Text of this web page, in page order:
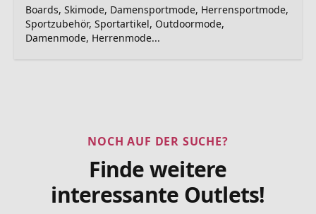
Boards, Skimode, Damensportmode, Herrensportmode,
Sportzubehör, Sportartikel, Outdoormode,
Damenmode, Herrenmode...
NOCH AUF DER SUCHE?
Finde weitere
interessante Outlets!